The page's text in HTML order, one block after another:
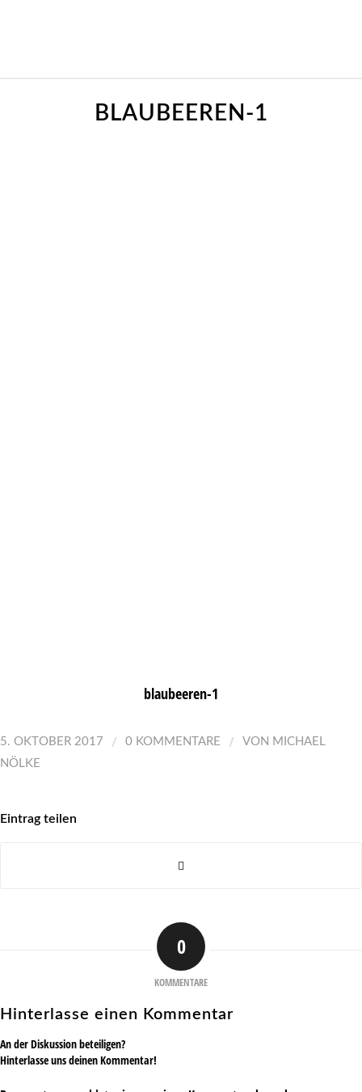
BLAUBEEREN-1
blaubeeren-1
5. OKTOBER 2017 / 0 KOMMENTARE / VON MICHAEL
NÖLKE
Eintrag teilen
0
KOMMENTARE
Hinterlasse einen Kommentar
An der Diskussion beteiligen?
Hinterlasse uns deinen Kommentar!